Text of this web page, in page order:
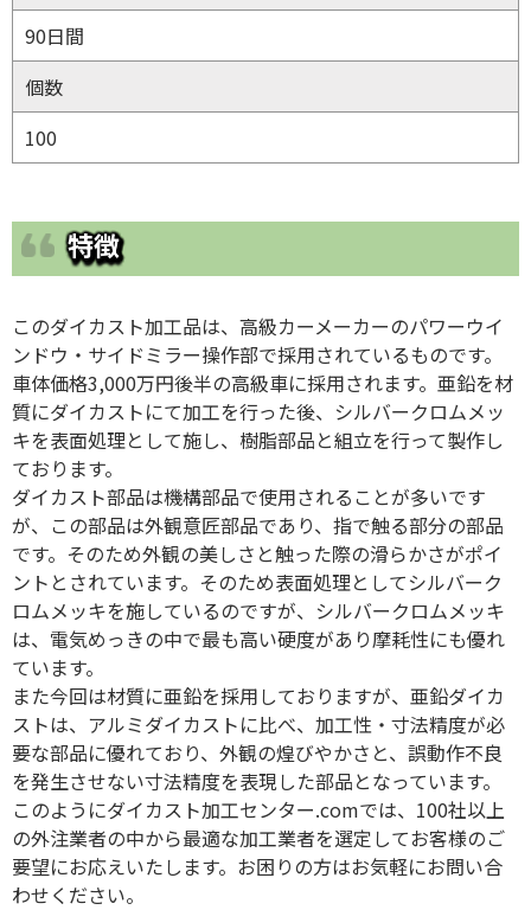
90日間
個数
100
特徴
このダイカスト加工品は、高級カーメーカーのパワーウイ
ンドウ・サイドミラー操作部で採用されているものです。
車体価格3,000万円後半の高級車に採用されます。亜鉛を材
質にダイカストにて加工を行った後、シルバークロムメッ
キを表面処理として施し、樹脂部品と組立を行って製作し
ております。
ダイカスト部品は機構部品で使用されることが多いです
が、この部品は外観意匠部品であり、指で触る部分の部品
です。そのため外観の美しさと触った際の滑らかさがポイ
ントとされています。そのため表面処理としてシルバーク
ロムメッキを施しているのですが、シルバークロムメッキ
は、電気めっきの中で最も高い硬度があり摩耗性にも優れ
ています。
また今回は材質に亜鉛を採用しておりますが、亜鉛ダイカ
ストは、アルミダイカストに比べ、加工性・寸法精度が必
要な部品に優れており、外観の煌びやかさと、誤動作不良
を発生させない寸法精度を表現した部品となっています。
このようにダイカスト加工センター.comでは、100社以上
の外注業者の中から最適な加工業者を選定してお客様のご
要望にお応えいたします。お困りの方はお気軽にお問い合
わせください。